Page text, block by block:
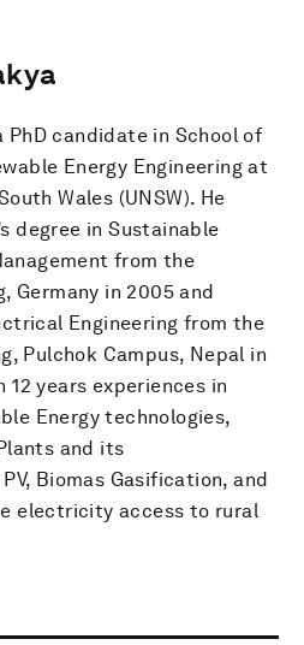
PhD candidate in School of
Energy Engineering at
Wales (UNSW). He
degree in Sustainable
from the
Germany in 2005 and
Engineering from the
Pulchok Campus, Nepal in
12 years experiences in
Energy technologies,
and its
Biomas Gasification, and
electricity access to rural